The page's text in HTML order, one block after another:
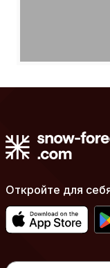
Откройте для